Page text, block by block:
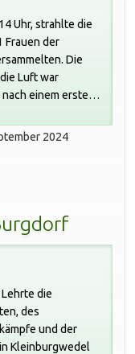
Uhr, strahlte die
Frauen der
Die
Luft war
einem ersten
2024
die
des
und der
Kleinburgwedel